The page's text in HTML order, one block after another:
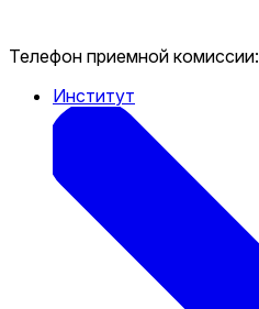
Телефон приемной комиссии:
Институт